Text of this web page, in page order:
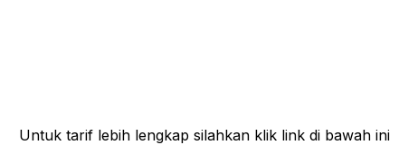
Untuk tarif lebih lengkap silahkan klik link di bawah ini